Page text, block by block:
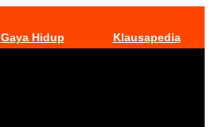
Gaya Hidup Klausapedia